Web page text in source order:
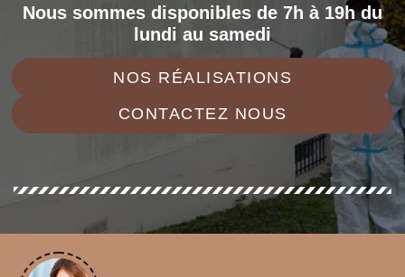
Nous sommes disponibles de 7h à 19h du
lundi au samedi
NOS RÉALISATIONS
CONTACTEZ NOUS